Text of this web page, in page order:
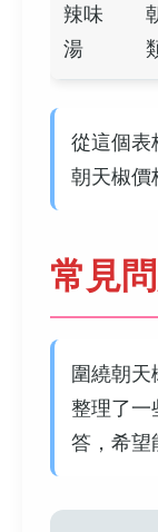
辣味
湯
從這個表
朝天椒價
常見
圍繞朝
整理了一
答，希望